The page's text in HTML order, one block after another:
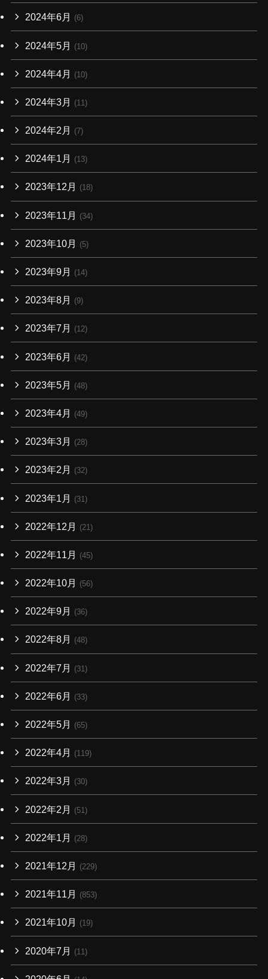
2024年6月 (6)
2024年5月 (10)
2024年4月 (10)
2024年3月 (11)
2024年2月 (7)
2024年1月 (13)
2023年12月 (18)
2023年11月 (34)
2023年10月 (5)
2023年9月 (14)
2023年8月 (9)
2023年7月 (12)
2023年6月 (42)
2023年5月 (48)
2023年4月 (49)
2023年3月 (28)
2023年2月 (32)
2023年1月 (31)
2022年12月 (21)
2022年11月 (45)
2022年10月 (56)
2022年9月 (36)
2022年8月 (48)
2022年7月 (31)
2022年6月 (33)
2022年5月 (65)
2022年4月 (119)
2022年3月 (30)
2022年2月 (51)
2022年1月 (28)
2021年12月 (229)
2021年11月 (853)
2021年10月 (19)
2020年7月 (11)